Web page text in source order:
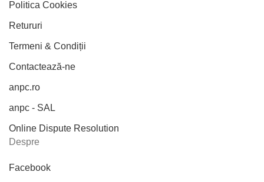
Politica Cookies
Retururi
Termeni & Condiții
Contactează-ne
anpc.ro
anpc - SAL
Online Dispute Resolution
Despre
Facebook